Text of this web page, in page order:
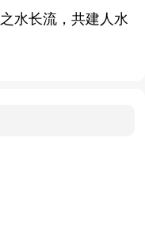
水长流，共建人水